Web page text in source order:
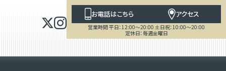
お電話はこちら アクセス
営業時間 平日：12:00～20:00 土日祝：10:00～20:00
定休日：毎週金曜日